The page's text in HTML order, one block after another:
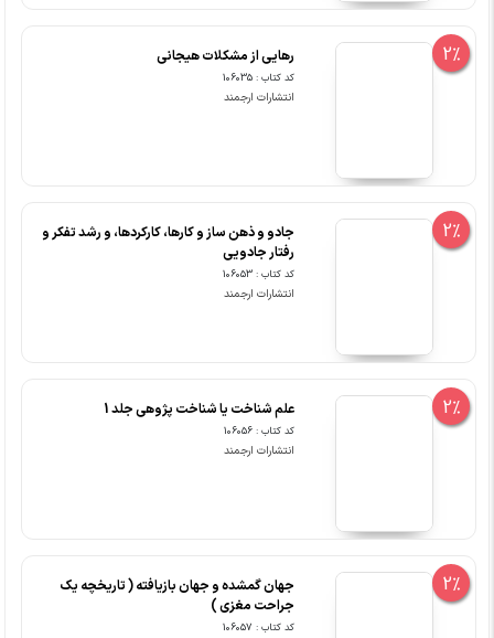
2% رهایی از مشکلات هیجانی
کد کتاب : 106035
انتشارات ارجمند
2%
جادو و ذهن ساز و کارها، کارکردها، و رشد تفکر و
رفتار جادویی
کد کتاب : 106053
انتشارات ارجمند
2% علم شناخت یا شناخت پژوهی جلد 1
کد کتاب : 106056
انتشارات ارجمند
2%
جهان گمشده و جهان بازیافته ( تاریخچه یک
جراحت مغزی )
کد کتاب : 106057